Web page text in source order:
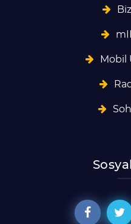
Mobil